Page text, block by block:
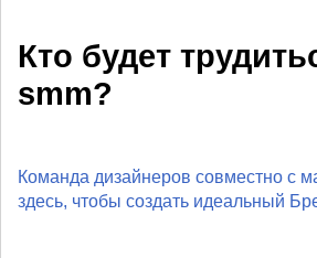
Кто будет
smm?
Команда дизайнеров совместно с
здесь, чтобы создать идеальный